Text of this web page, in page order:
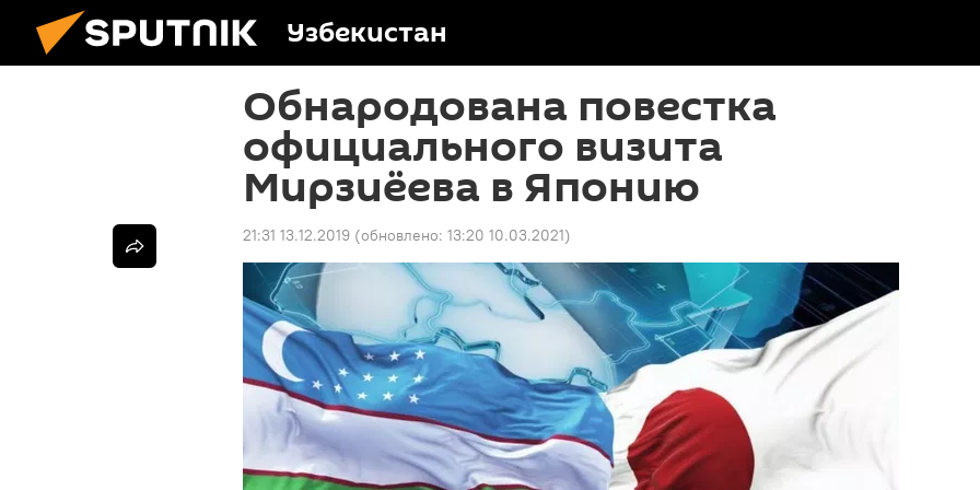
Узбекистан
Обнародована повестка
официального визита
Мирзиёева в Японию
21:31 13.12.2019 (обновлено: 13:20 10.03.2021)